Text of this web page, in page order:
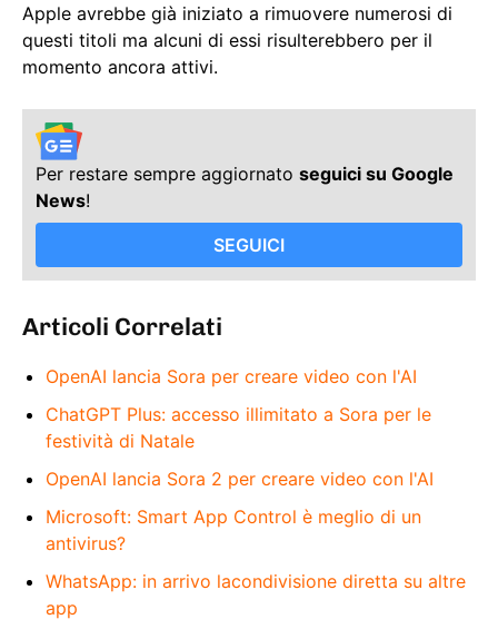
Apple avrebbe già iniziato a rimuovere numerosi di
questi titoli ma alcuni di essi risulterebbero per il
momento ancora attivi.
Per restare sempre aggiornato seguici su Google
News!
SEGUICI
Articoli Correlati
OpenAI lancia Sora per creare video con l'AI
ChatGPT Plus: accesso illimitato a Sora per le
festività di Natale
OpenAI lancia Sora 2 per creare video con l'AI
Microsoft: Smart App Control è meglio di un
antivirus?
WhatsApp: in arrivo lacondivisione diretta su altre
app